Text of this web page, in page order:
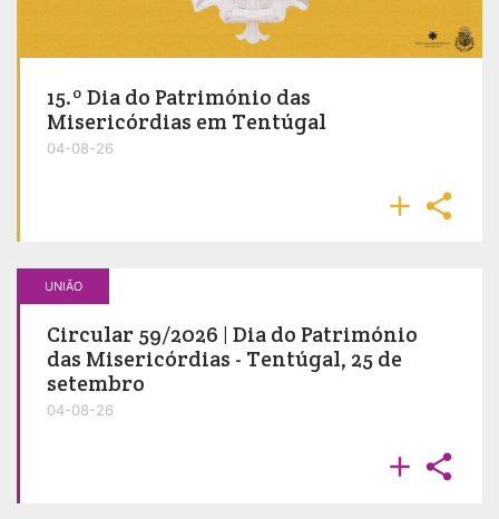
15.º Dia do Património das
Misericórdias em Tentúgal
04-08-26
 
UNIÃO
Circular 59/2026 | Dia do Património
das Misericórdias - Tentúgal, 25 de
setembro
04-08-26
 